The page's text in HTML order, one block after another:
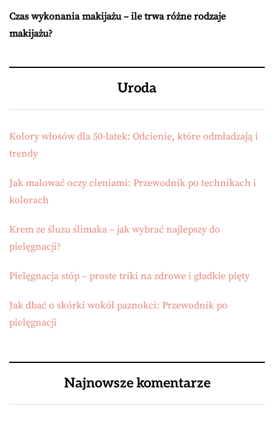
Czas wykonania makijażu – ile trwa różne rodzaje
makijażu?
Uroda
Kolory włosów dla 50-latek: Odcienie, które odmładzają i
trendy
Jak malować oczy cieniami: Przewodnik po technikach i
kolorach
Krem ze śluzu ślimaka – jak wybrać najlepszy do
pielęgnacji?
Pielęgnacja stóp – proste triki na zdrowe i gładkie pięty
Jak dbać o skórki wokół paznokci: Przewodnik po
pielęgnacji
Najnowsze komentarze